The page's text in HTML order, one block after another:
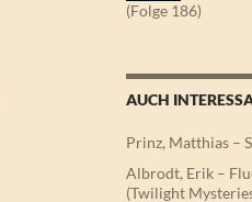
(Folge 186)
AUCH
Prinz, Matthias –
Albrodt, Erik –
(Twilight